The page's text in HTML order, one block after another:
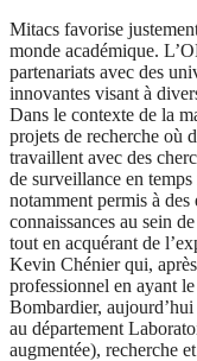
Mitacs favorise
monde académique.
partenariats avec des
innovantes visant à
Dans le contexte de la
projets de recherche où
travaillent avec des
de surveillance en
notamment permis à
connaissances au sein
tout en acquérant de
Kevin Chénier qui,
professionnel en ayant
Bombardier,
au département
augmentée), recherche